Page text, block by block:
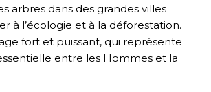
arbres dans des grandes villes
à l’écologie et à la déforestation.
fort et puissant, qui représente
entre les Hommes et la